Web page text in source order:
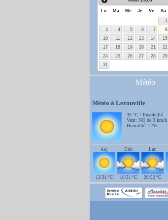
Lu Ma Me Je Ve Sa
1
3
4 5 6 7 8
10
11 12 13 14 15
17
18 19 20 21 22
24
25 26 27 28 29
31
Météo
Météo à Lerouville
35 °C / Ensoleillé
Vent: NO de 9 km/h
Humidité: 27%
Auj
13/31 °C
Dim
16/31 °C
Lun
20/32 °C